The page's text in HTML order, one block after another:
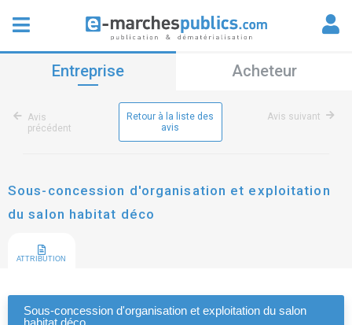
Entreprise Acheteur
Avis
précédent
Retour à la liste des
avis
Avis suivant
Sous-concession d'organisation et exploitation
du salon habitat déco
ATTRIBUTION
Sous-concession d'organisation et exploitation du salon